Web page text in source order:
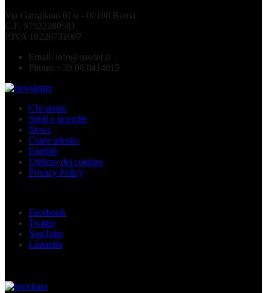
Via Garigliano 61/a - 00198 Roma
C.F. 97522280581
P.IVA 10226731007
Email: info@susdef.it
Phone: +39 06 8414815
Chi siamo
Studi e ricerche
News
Come aderire
English
Utilizzo dei cookies
Privacy Policy
Facebook
Twitter
YouTube
Linkedin